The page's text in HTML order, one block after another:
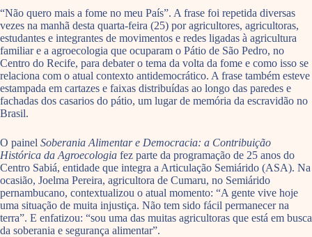
“Não quero mais a fome no meu País”. A frase foi repetida diversas
vezes na manhã desta quarta-feira (25) por agricultores, agricultoras,
estudantes e integrantes de movimentos e redes ligadas à agricultura
familiar e a agroecologia que ocuparam o Pátio de São Pedro, no
Centro do Recife, para debater o tema da volta da fome e como isso se
relaciona com o atual contexto antidemocrático. A frase também esteve
estampada em cartazes e faixas distribuídas ao longo das paredes e
fachadas dos casarios do pátio, um lugar de memória da escravidão no
Brasil.
O painel Soberania Alimentar e Democracia: a Contribuição
Histórica da Agroecologia fez parte da programação de 25 anos do
Centro Sabiá, entidade que integra a Articulação Semiárido (ASA). Na
ocasião, Joelma Pereira, agricultora de Cumaru, no Semiárido
pernambucano, contextualizou o atual momento: “A gente vive hoje
uma situação de muita injustiça. Não tem sido fácil permanecer na
terra”. E enfatizou: “sou uma das muitas agricultoras que está em busca
da soberania e segurança alimentar”.